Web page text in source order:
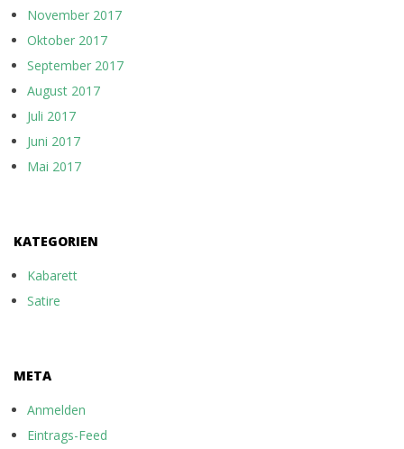
November 2017
Oktober 2017
September 2017
August 2017
Juli 2017
Juni 2017
Mai 2017
KATEGORIEN
Kabarett
Satire
META
Anmelden
Eintrags-Feed